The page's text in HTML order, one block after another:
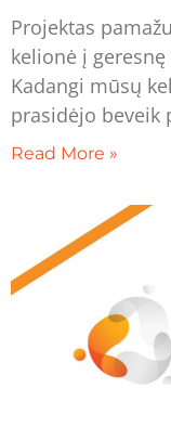
Projektas
kelionė į
Kadangi mūsų
prasidėjo beveik
Read More »